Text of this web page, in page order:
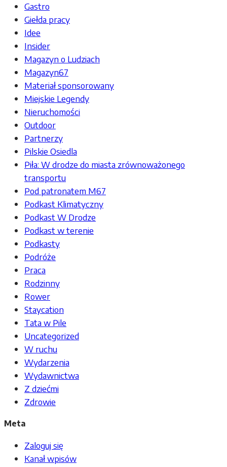
Gastro
Giełda pracy
Idee
Insider
Magazyn o Ludziach
Magazyn67
Materiał sponsorowany
Miejskie Legendy
Nieruchomości
Outdoor
Partnerzy
Pilskie Osiedla
Piła: W drodze do miasta zrównoważonego
transportu
Pod patronatem M67
Podkast Klimatyczny
Podkast W Drodze
Podkast w terenie
Podkasty
Podróże
Praca
Rodzinny
Rower
Staycation
Tata w Pile
Uncategorized
W ruchu
Wydarzenia
Wydawnictwa
Z dziećmi
Zdrowie
Meta
Zaloguj się
Kanał wpisów